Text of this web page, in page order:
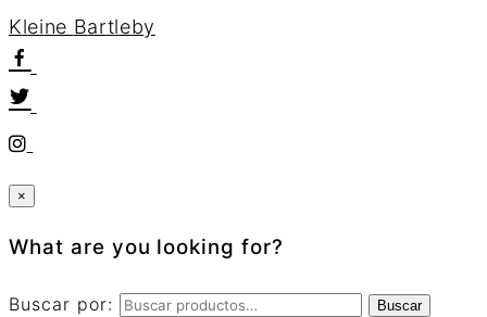
Kleine Bartleby
×
What are you looking for?
Buscar por: Buscar